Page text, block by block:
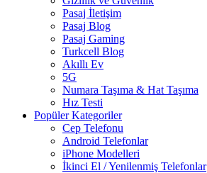
Pasaj İletişim
Pasaj Blog
Pasaj Gaming
Turkcell Blog
Akıllı Ev
5G
Numara Taşıma & Hat Taşıma
Hız Testi
Popüler Kategoriler
Cep Telefonu
Android Telefonlar
iPhone Modelleri
İkinci El / Yenilenmiş Telefonlar